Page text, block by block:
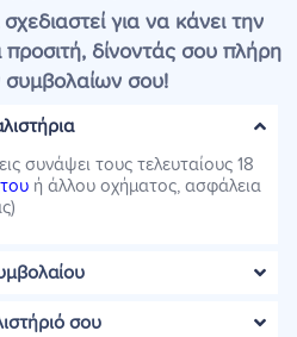
για να κάνει την
δίνοντάς σου πλήρη
συμβολαίων σου!
συνάψει τους τελευταίους 18
ή άλλου οχήματος, ασφάλεια
σου